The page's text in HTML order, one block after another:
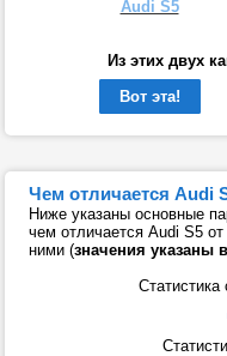
Audi S5
Из этих двух
Вот эта!
Чем отличается Audi
Ниже указаны основные
чем отличается Audi S5
ними (значения указаны